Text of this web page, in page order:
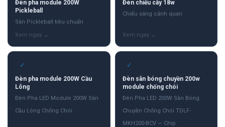
Đèn pha module 200W
Pickleball
Sân Pickleball tiêu chuẩn
Đèn chiếu cây 18w
Chiếu sáng cảnh quan
✓
Đèn pha module 200W Cầu
Lông
Đèn Pha LED Module 200W Sân
Cầu Lông Chống Chói
✓
Đèn sân bóng chuyền 200w
module chống chói
Đèn Pha LED 200W Sân Bóng
Chuyền Chống Chói TDLF-
MKH200-BCV — Chip